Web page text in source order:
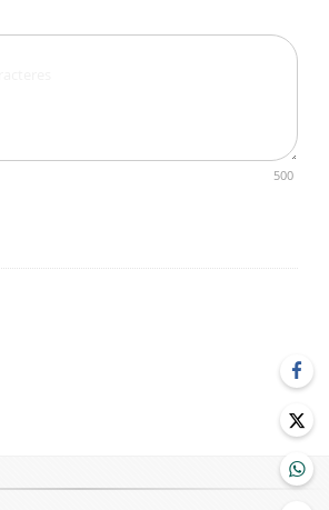
500